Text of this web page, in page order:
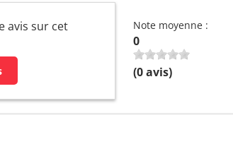
avis sur cet
Note moyenne :
0
(0avis)